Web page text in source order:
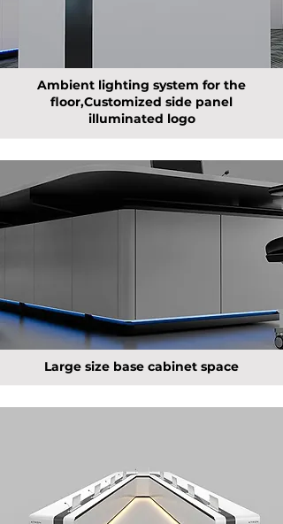
Ambient lighting system for the
floor,Customized side panel
illuminated logo
Large size base cabinet space